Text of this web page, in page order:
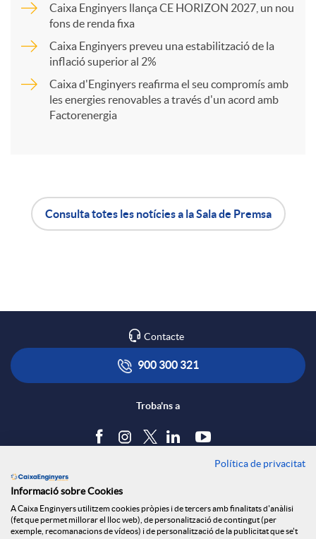
r
x
s
S
Caixa Enginyers llança CE HORIZON 2027, un nou
fons de renda fixa
Caixa Enginyers preveu una estabilització de la
inflació superior al 2%
Caixa d'Enginyers reafirma el seu compromís amb
les energies renovables a través d'un acord amb
Factorenergia
i
c
ó
a
Consulta totes les notícies a la Sala de Premsa
Contacte
900 300 321
Troba'ns a
Política de cookies
Avís legal
Política de privacitat
Informació sobre Cookies
A Caixa Enginyers utilitzem cookies pròpies i de tercers amb finalitats d'anàlisi
(fet que permet millorar el lloc web), de personalització de contingut (per
exemple, recomanacions de vídeos) i de personalització de la publicitat que se't